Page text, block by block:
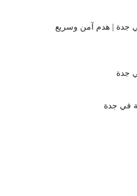
جدة | هدم آمن وسريع
جدة
في جدة